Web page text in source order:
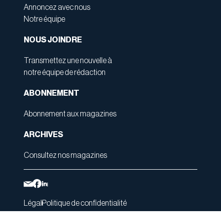
Annoncez avec nous
Notre équipe
NOUS JOINDRE
Transmettez une nouvelle à
notre équipe de rédaction
ABONNEMENT
Abonnement aux magazines
ARCHIVES
Consultez nos magazines
Légal Politique de confidentialité